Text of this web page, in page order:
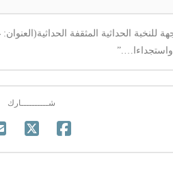
الحداثية المثقفة
شــــــــــارك